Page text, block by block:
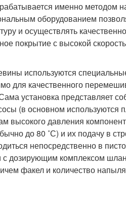
именно методом
оборудованием
и осуществлять
покрытие с высокой
используются
для качественного
установка представляет
(в основном
высокого давления
до 80 ˚С) и их подачу в
непосредственно в
с дозирующим комплексом
факел и количество